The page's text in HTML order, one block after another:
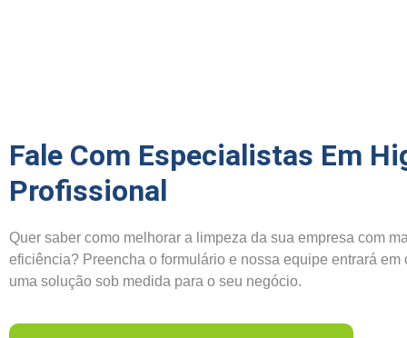
Fale Com Especialistas Em
Profissional
Quer saber como melhorar a limpeza da sua empresa com
eficiência? Preencha o formulário e nossa equipe entrará em
uma solução sob medida para o seu negócio.